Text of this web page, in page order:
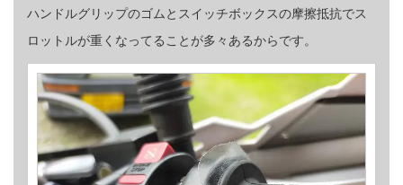
ハンドルグリップのゴムとスイッチボックスの摩擦抵抗でス
ロットルが重くなってることが多々あるからです。